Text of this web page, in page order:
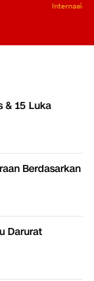
& 15 Luka
Berdasarkan
Darurat